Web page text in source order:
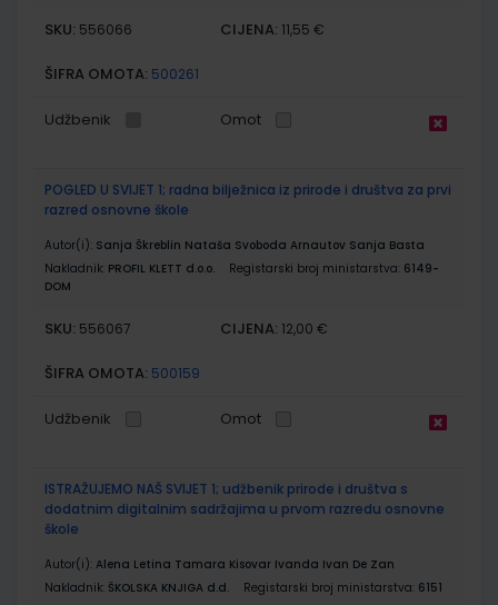
SKU: 556066 CIJENA: 11,55 €
ŠIFRA OMOTA: 500261
Udžbenik Omot
POGLED U SVIJET 1; radna bilježnica iz prirode i društva za prvi
razred osnovne škole
Autor(i): Sanja Škreblin Nataša Svoboda Arnautov Sanja Basta
Nakladnik: PROFIL KLETT d.o.o. Registarski broj ministarstva: 6149-
DOM
SKU: 556067 CIJENA: 12,00 €
ŠIFRA OMOTA: 500159
Udžbenik Omot
ISTRAŽUJEMO NAŠ SVIJET 1; udžbenik prirode i društva s
dodatnim digitalnim sadržajima u prvom razredu osnovne
škole
Autor(i): Alena Letina Tamara Kisovar Ivanda Ivan De Zan
Nakladnik: ŠKOLSKA KNJIGA d.d. Registarski broj ministarstva: 6151